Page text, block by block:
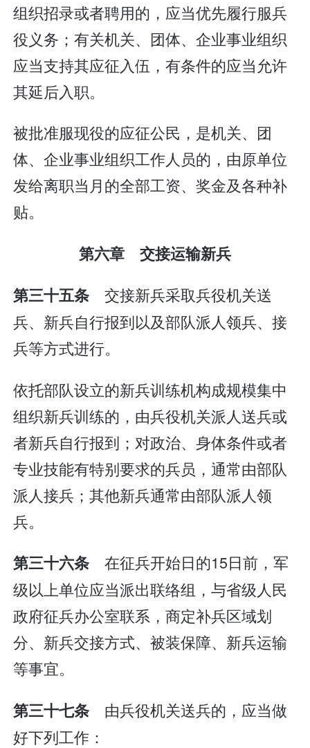
组织招录或者聘用的，应当优先履行服兵
役义务；有关机关、团体、企业事业组织
应当支持其应征入伍，有条件的应当允许
其延后入职。
被批准服现役的应征公民，是机关、团
体、企业事业组织工作人员的，由原单位
发给离职当月的全部工资、奖金及各种补
贴。
第六章 交接运输新兵
第三十五条 交接新兵采取兵役机关送
兵、新兵自行报到以及部队派人领兵、接
兵等方式进行。
依托部队设立的新兵训练机构成规模集中
组织新兵训练的，由兵役机关派人送兵或
者新兵自行报到；对政治、身体条件或者
专业技能有特别要求的兵员，通常由部队
派人接兵；其他新兵通常由部队派人领
兵。
第三十六条 在征兵开始日的15日前，军
级以上单位应当派出联络组，与省级人民
政府征兵办公室联系，商定补兵区域划
分、新兵交接方式、被装保障、新兵运输
等事宜。
第三十七条 由兵役机关送兵的，应当做
好下列工作：